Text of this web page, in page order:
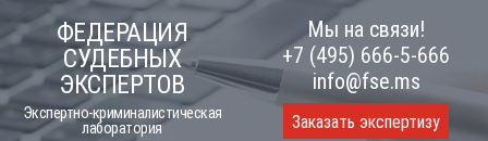
to
content
ФЕДЕРАЦИЯ
СУДЕБНЫХ
ЭКСПЕРТОВ
Экспертно-криминалистическая
лаборатория
Мы на связи!
+7 (495) 666-5-666
info@fse.ms
Заказать экспертизу